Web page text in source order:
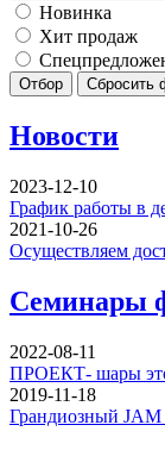
Новинка
Хит продаж
Отбор Сбросить
Новости
2023-12-10
График работы в
2021-10-26
Осуществляем
Семинары
2022-08-11
ПРОЕКТ- шары
2019-11-18
Грандиозный